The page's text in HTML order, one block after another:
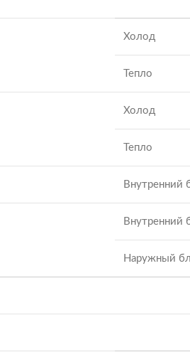
Холод
Тепло
Холод
Тепло
Внутренний
Внутренний
Наружный